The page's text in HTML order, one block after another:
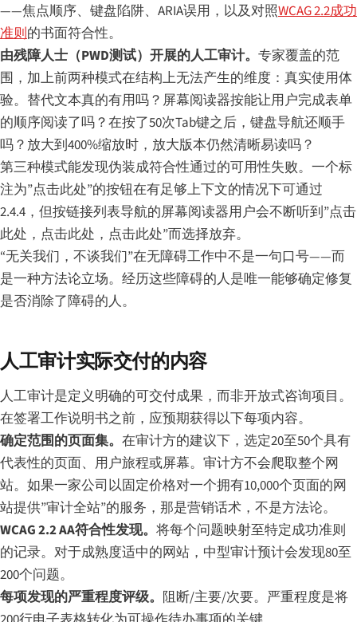
——焦点顺序、键盘陷阱、ARIA误用，以及对照WCAG 2.2成功
准则的书面符合性。
由残障人士（PWD测试）开展的人工审计。 专家覆盖的范
围，加上前两种模式在结构上无法产生的维度：真实使用体
验。替代文本真的有用吗？屏幕阅读器按能让用户完成表单
的顺序阅读了吗？在按了50次Tab键之后，键盘导航还顺手
吗？放大到400%缩放时，放大版本仍然清晰易读吗？
第三种模式能发现伪装成符合性通过的可用性失败。一个标
注为”点击此处”的按钮在有足够上下文的情况下可通过
2.4.4，但按链接列表导航的屏幕阅读器用户会不断听到”点击
此处，点击此处，点击此处”而选择放弃。
“无关我们，不谈我们”在无障碍工作中不是一句口号——而
是一种方法论立场。经历这些障碍的人是唯一能够确定修复
是否消除了障碍的人。
人工审计实际交付的内容
人工审计是定义明确的可交付成果，而非开放式咨询项目。
在签署工作说明书之前，应预期获得以下每项内容。
确定范围的页面集。 在审计方的建议下，选定20至50个具有
代表性的页面、用户旅程或屏幕。审计方不会爬取整个网
站。如果一家公司以固定价格对一个拥有10,000个页面的网
站提供”审计全站”的服务，那是营销话术，不是方法论。
WCAG 2.2 AA符合性发现。 将每个问题映射至特定成功准则
的记录。对于成熟度适中的网站，中型审计预计会发现80至
200个问题。
每项发现的严重程度评级。 阻断/主要/次要。严重程度是将